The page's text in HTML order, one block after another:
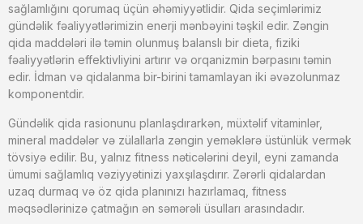
sağlamlığını qorumaq üçün əhəmiyyətlidir. Qida seçimlərimiz
gündəlik fəaliyyətlərimizin enerji mənbəyini təşkil edir. Zəngin
qida maddələri ilə təmin olunmuş balanslı bir dieta, fiziki
fəaliyyətlərin effektivliyini artırır və orqanizmin bərpasını təmin
edir. İdman və qidalanma bir-birini tamamlayan iki əvəzolunmaz
komponentdir.
Gündəlik qida rasionunu planlaşdırarkən, müxtəlif vitaminlər,
mineral maddələr və zülallarla zəngin yeməklərə üstünlük vermək
tövsiyə edilir. Bu, yalnız fitness nəticələrini deyil, eyni zamanda
ümumi sağlamlıq vəziyyətinizi yaxşılaşdırır. Zərərli qidalardan
uzaq durmaq və öz qida planınızı hazırlamaq, fitness
məqsədlərinizə çatmağın ən səmərəli üsulları arasındadır.